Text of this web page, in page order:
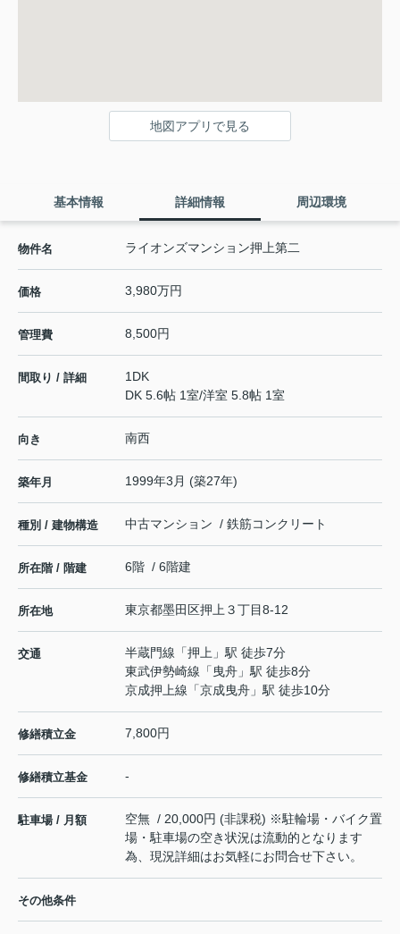
地図アプリで見る
基本情報 詳細情報 周辺環境
物件名 ライオンズマンション押上第二
価格 3,980万円
管理費 8,500円
間取り / 詳細
1DK
DK 5.6帖 1室/洋室 5.8帖 1室
向き 南西
築年月 1999年3月 (築27年)
種別 / 建物構造 中古マンション / 鉄筋コンクリート
所在階 / 階建 6階 / 6階建
所在地 東京都墨田区押上 ３丁目8-12
交通 半蔵門線 「押上 」駅 徒歩7分
東武伊勢崎線 「 曳舟 」駅 徒歩8分
京成押上線 「京成曳舟 」駅 徒歩10分
修繕積立金 7,800円
修繕積立基金 -
駐車場 / 月額
空無 / 20,000円 (非課税) ※駐輪場・バイク置
場・駐車場の空き状況は流動的となります
為、現況詳細はお気軽にお問合せ下さい。
その他条件